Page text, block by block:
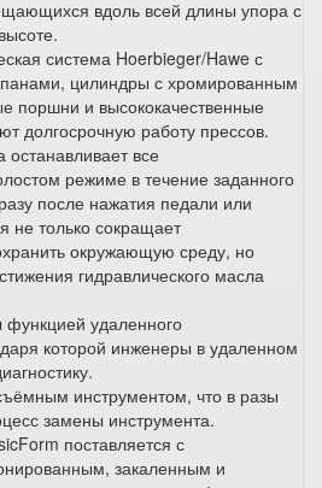
вдоль всей длины упора с
система Hoerbieger/Hawe с
цилиндры с хромированным
поршни и высококачественные
долгосрочную работу прессов.
останавливает все
режиме в течение заданного
после нажатия педали или
не только сокращает
окружающую среду, но
гидравлического масла
удаленного
которой инженеры в удаленном
инструментом, что в разы
замены инструмента.
поставляется с
закаленным и